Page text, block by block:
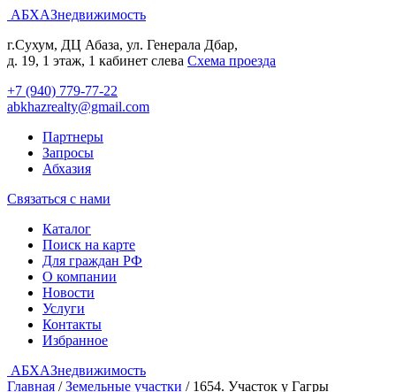
АБХАЗнедвижимость
г.Сухум, ДЦ Абаза, ул. Генерала Дбар,
д. 19, 1 этаж, 1 кабинет слева Cхема проезда
+7 (940) 779-77-22
abkhazrealty@gmail.com
Партнеры
Запросы
Абхазия
Связаться с нами
Каталог
Поиск на карте
Для граждан РФ
О компании
Новости
Услуги
Контакты
Избранное
АБХАЗнедвижимость
Главная /Земельные участки / 1654. Участок у Гагры